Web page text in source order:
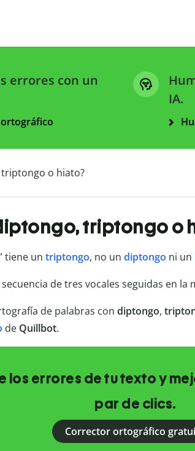
errores con un
IA.
o hiato?
triptongo o
tiene un triptongo, no un diptongo ni un
secuencia de tres vocales seguidas en la
de palabras con diptongo,
de Quillbot.
los errores de tu texto y
par de clics.
Corrector ortográfico